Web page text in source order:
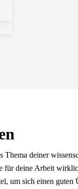
Thema deiner
für deine Arbeit
um sich einen